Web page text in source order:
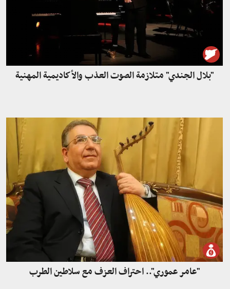
"بلال الجندي" متلازمة الصوت العذب والأكاديمية المهنية
"عامر عموري".. احتراف العزف مع سلاطين الطرب